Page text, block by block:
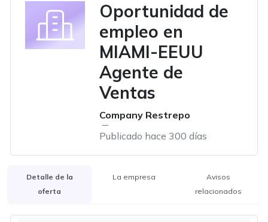
Oportunidad de
empleo en
MIAMI-EEUU
Agente de
Ventas
Company Restrepo
Publicado hace 300 días
Detalle de la
oferta
La empresa
Avisos
relacionados